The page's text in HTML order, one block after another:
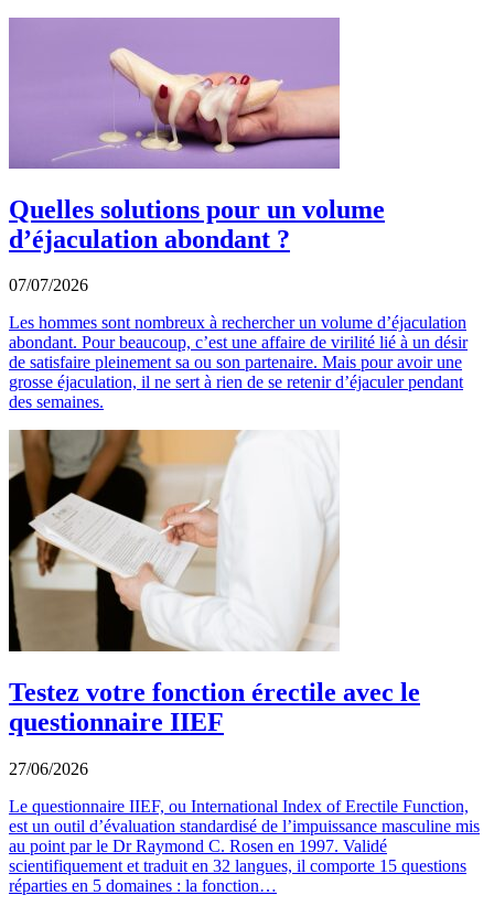
Quelles solutions pour un volume
d’éjaculation abondant ?
07/07/2026
Les hommes sont nombreux à rechercher un volume d’éjaculation
abondant. Pour beaucoup, c’est une affaire de virilité lié à un désir
de satisfaire pleinement sa ou son partenaire. Mais pour avoir une
grosse éjaculation, il ne sert à rien de se retenir d’éjaculer pendant
des semaines.
Testez votre fonction érectile avec le
questionnaire IIEF
27/06/2026
Le questionnaire IIEF, ou International Index of Erectile Function,
est un outil d’évaluation standardisé de l’impuissance masculine mis
au point par le Dr Raymond C. Rosen en 1997. Validé
scientifiquement et traduit en 32 langues, il comporte 15 questions
réparties en 5 domaines : la fonction…